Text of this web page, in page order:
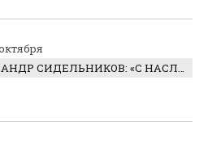
ГЛУХОЙ АКТЕР АЛЕКСАНДР СИДЕЛЬНИКОВ: «С НАСЛАЖДЕНИЕМ ИГРАЛ ОТРИЦАТЕЛЬНОГО ГЕРОЯ!»